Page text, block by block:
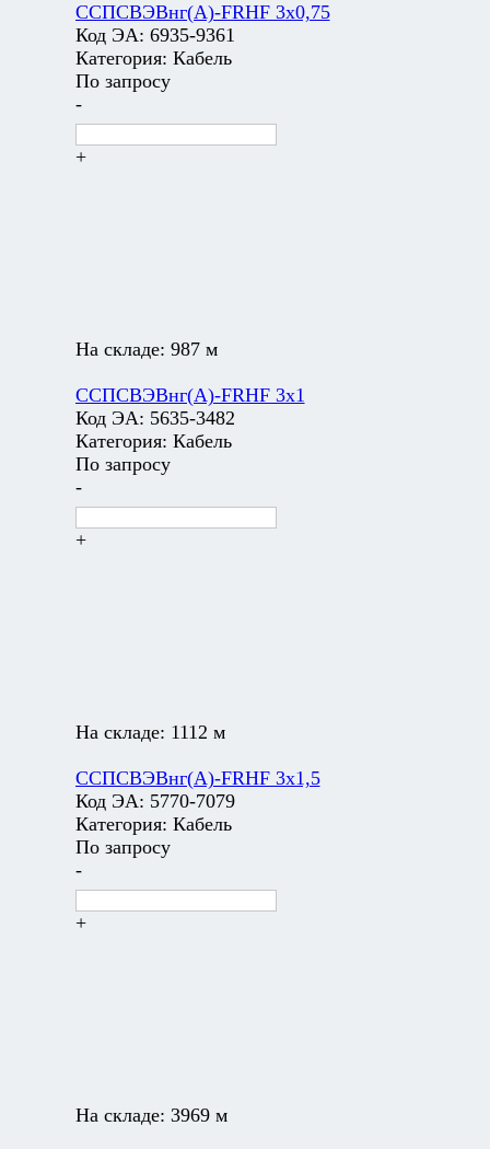
ССПСВЭВнг(А)-FRHF 3х0,75
Код ЭА: 6935-9361
Категория: Кабель
По запросу
-
+
На складе: 987 м
ССПСВЭВнг(А)-FRHF 3х1
Код ЭА: 5635-3482
Категория: Кабель
По запросу
-
+
На складе: 1112 м
ССПСВЭВнг(А)-FRHF 3х1,5
Код ЭА: 5770-7079
Категория: Кабель
По запросу
-
+
На складе: 3969 м